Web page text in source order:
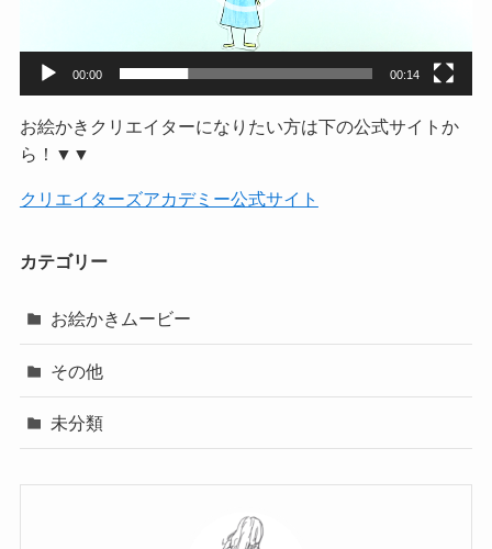
00:00 00:14
お絵かきクリエイターになりたい方は下の公式サイトか
ら！▼▼
クリエイターズアカデミー公式サイト
カテゴリー
お絵かきムービー
その他
未分類